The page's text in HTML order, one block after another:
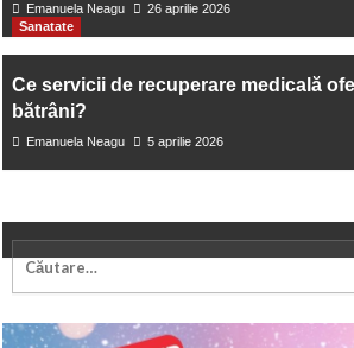
Emanuela Neagu
26 aprilie 2026
Sanatate
Ce servicii de recuperare medicală
bătrâni?
Emanuela Neagu 5 aprilie 2026